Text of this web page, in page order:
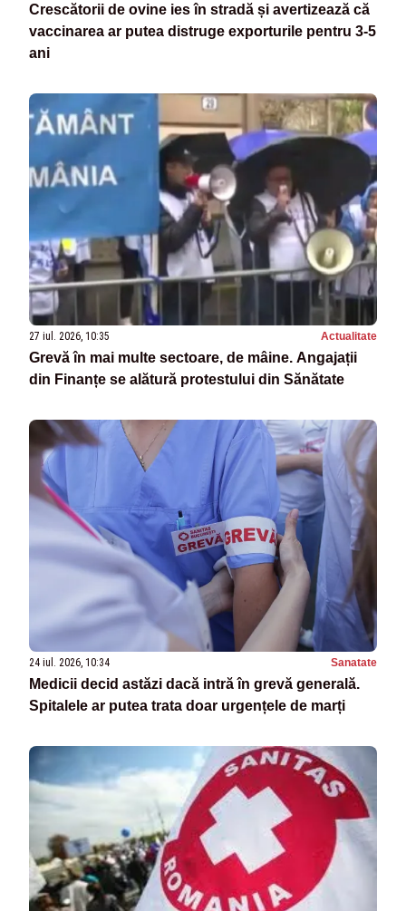
Crescătorii de ovine ies în stradă și avertizează că
vaccinarea ar putea distruge exporturile pentru 3-5
ani
27 iul. 2026, 10:35 Actualitate
Grevă în mai multe sectoare, de mâine. Angajații
din Finanțe se alătură protestului din Sănătate
24 iul. 2026, 10:34 Sanatate
Medicii decid astăzi dacă intră în grevă generală.
Spitalele ar putea trata doar urgențele de marți